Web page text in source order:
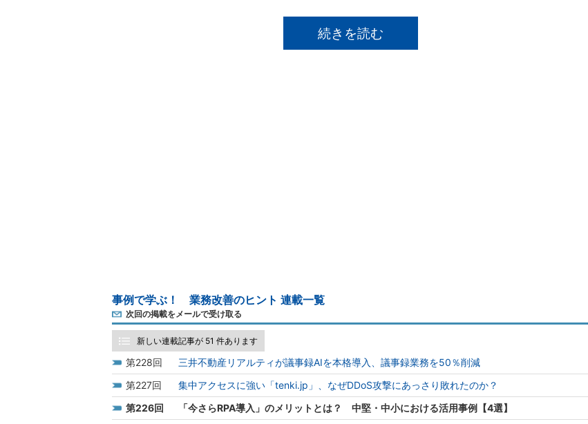
続きを読む
事例で学ぶ！ 業務改善のヒント 連載一覧
次回の掲載をメールで受け取る
新しい連載記事が 51 件あります
228
三井不動産リアルティが議事録AIを本格導入、議事録業務を50％削減
227
集中アクセスに強い「tenki.jp」、なぜDDoS攻撃にあっさり敗れたのか？
226
「今さらRPA導入」のメリットとは？ 中堅・中小における活用事例【4選】